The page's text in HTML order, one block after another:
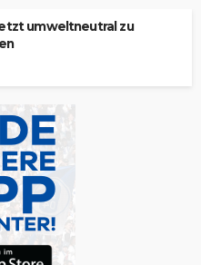
umweltneutral zu